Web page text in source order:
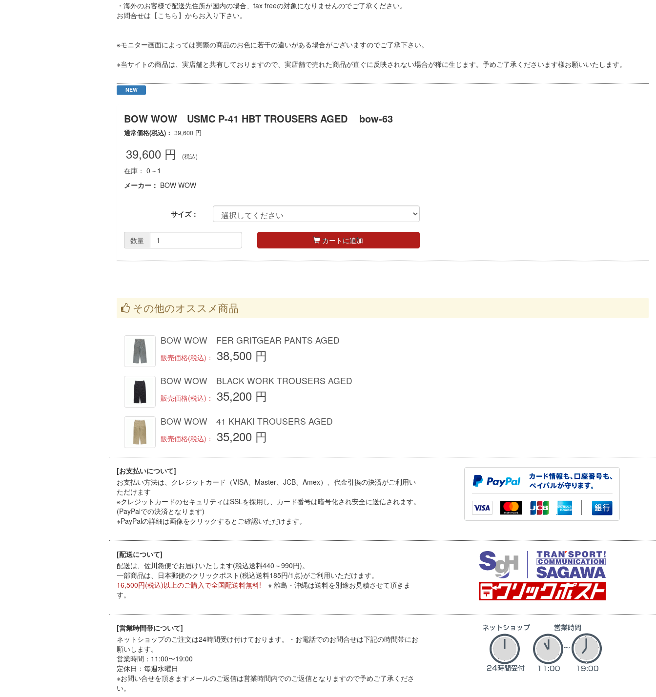
・海外のお客様で配送先住所が国内の場合、tax freeの対象になりませんのでご了承ください。
お問合せは 【こちら】 からお入り下さい。
※モニター画面によっては実際の商品のお色に若干の違いがある場合がございますのでご了承下さい。
※当サイトの商品は、実店舗と共有しておりますので、実店舗で売れた商品が直ぐに反映されない場合が稀に生じます。予めご了承くださいます様お願いいたします。
NEW
BOW WOW USMC P-41 HBT TROUSERS AGED bow-63
通常価格(税込)： 39,600 円
39,600 円 (税込)
在庫： 0～1
メーカー： BOW WOW
サイズ：
数量 カートに追加
その他のオススメ商品
BOW WOW FER GRITGEAR PANTS AGED
販売価格(税込)： 38,500 円
BOW WOW BLACK WORK TROUSERS AGED
販売価格(税込)： 35,200 円
BOW WOW 41 KHAKI TROUSERS AGED
販売価格(税込)： 35,200 円
[お支払いについて]
お支払い方法は、クレジットカード（VISA、Master、JCB、Amex）、代金引換の決済がご利用い
ただけます
※クレジットカードのセキュリティはSSLを採用し、カード番号は暗号化され安全に送信されます。
(PayPalでの決済となります)
※PayPalの詳細は画像をクリックするとご確認いただけます。
[配送について]
配送は、佐川急便でお届けいたします(税込送料440～990円)。
一部商品は、日本郵便のクリックポスト(税込送料185円/1点)がご利用いただけます。
16,500円(税込)以上のご購入で全国配送料無料! ※ 離島・沖縄は送料を別途お見積させて頂きま
す。
[営業時間帯について]
ネットショップのご注文は24時間受け付けております。・お電話でのお問合せは下記の時間帯にお
願いします。
営業時間：11:00〜19:00
定休日：毎週水曜日
※お問い合せを頂きますメールのご返信は営業時間内でのご返信となりますので予めご了承くださ
い。